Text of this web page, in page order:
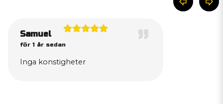
Samuel
för 1 år sedan
Inga konstigheter